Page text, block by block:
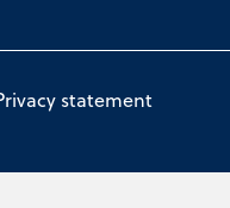
statement